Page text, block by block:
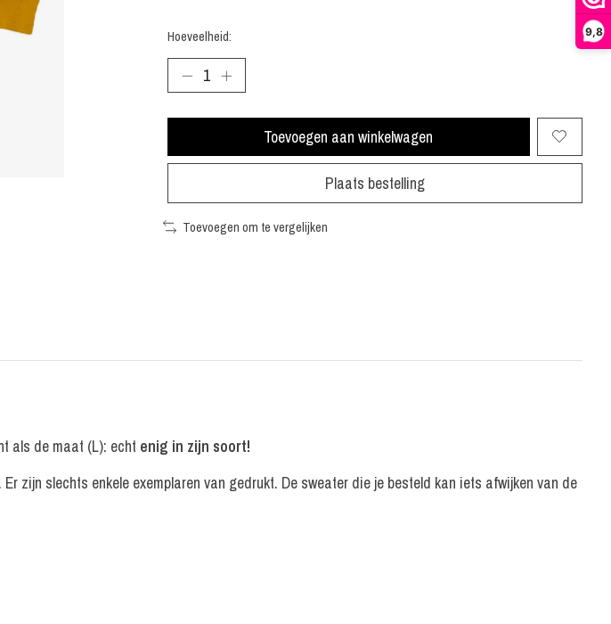
9,8
Hoeveelheid:
Toevoegen aan winkelwagen
Plaats bestelling
Toevoegen om te vergelijken
als de maat (L): echt enig in zijn soort!
zijn slechts enkele exemplaren van gedrukt. De sweater die je besteld kan iets afwijken van de